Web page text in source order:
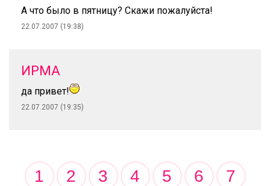
А что было в пятницу? Скажи пожалуйста!
22.07.2007 (19:38)
ИРМА
да привет!
22.07.2007 (19:35)
1 2 3 4 5 6
7